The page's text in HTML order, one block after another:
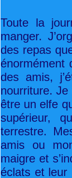
Toute la
manger.
des repas
énormément
des amis,
nourriture. Je
être un elfe
supérieur,
terrestre.
amis ou
maigre et
éclats et leur